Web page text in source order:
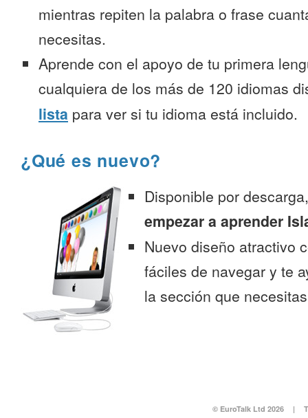
mientras repiten la palabra o frase
necesitas.
Aprende con el apoyo de tu primera
cualquiera de los más de 120 idiomas
lista para ver si tu idioma está incluido.
¿Qué es nuevo?
Disponible por
empezar a aprender
Nuevo diseño atractivo
fáciles de navegar y te
la sección que
© EuroTalk Ltd 2026 |